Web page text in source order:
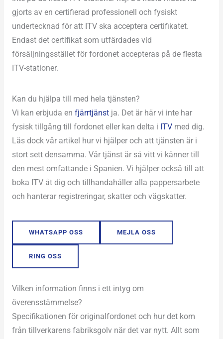
gjorts av en certifierad professionell och fysiskt
undertecknad för att ITV ska acceptera certifikatet.
Endast det certifikat som utfärdades vid
försäljningsstället för fordonet accepteras på de flesta
ITV-stationer.
Kan du hjälpa till med hela tjänsten?
Vi kan erbjuda en fjärrtjänst ja. Det är här vi inte har
fysisk tillgång till fordonet eller kan delta i ITVmed dig.
Läs dock vår artikel hur vi hjälper och att tjänsten är i
stort sett densamma. Vår tjänst är så vitt vi känner till
den mest omfattande i Spanien. Vi hjälper också till att
boka ITV åt dig och tillhandahåller alla pappersarbete
och hanterar registreringar, skatter och vägskatter.
WHATSAPP OSS MEJLA OSS
RING OSS
Vilken information finns i ett intyg om
överensstämmelse?
Specifikationen för originalfordonet och hur det kom
från tillverkarens fabriksgolv när det var nytt. Allt som